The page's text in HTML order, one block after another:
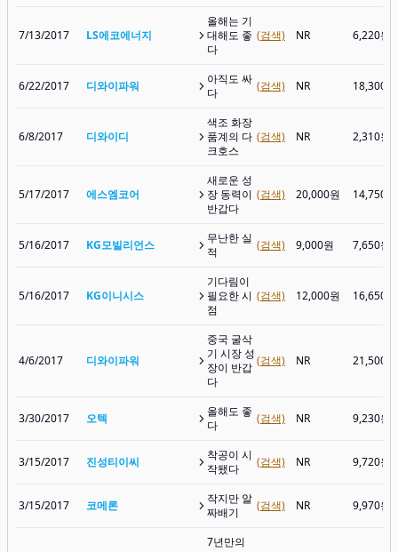
7/13/2017 LS에코에너지
올해는 기
대해도 좋
다
(검색) NR 6,220원
6/22/2017 디와이파워
아직도 싸
다
(검색) NR 18,300원
6/8/2017 디와이디
색조 화장
품계의 다
크호스
(검색) NR 2,310원
5/17/2017 에스엠코어
새로운 성
장 동력이
반갑다
(검색) 20,000원 14,750원
5/16/2017 KG모빌리언스
무난한 실
적
(검색) 9,000원 7,650원
5/16/2017 KG이니시스
기다림이
필요한 시
점
(검색) 12,000원 16,650원
4/6/2017 디와이파워
중국 굴삭
기 시장 성
장이 반갑
다
(검색) NR 21,500원
3/30/2017 오텍
올해도 좋
다
(검색) NR 9,230원
3/15/2017 진성티이씨
착공이 시
작됐다
(검색) NR 9,720원
3/15/2017 코메론
작지만 알
짜배기
(검색) NR 9,970원
7년만의